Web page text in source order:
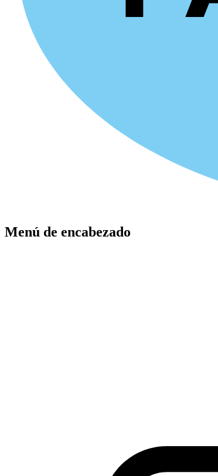
Menú de encabezado